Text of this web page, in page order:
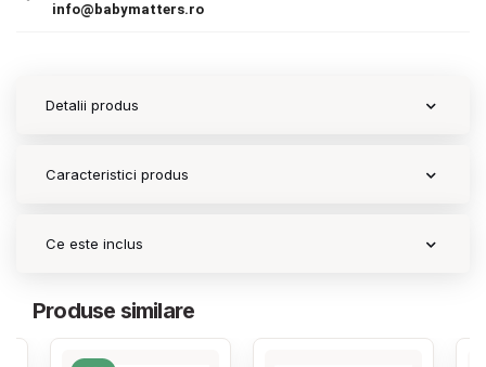
info@babymatters.ro
Detalii produs
Caracteristici produs
Ce este inclus
Produse similare